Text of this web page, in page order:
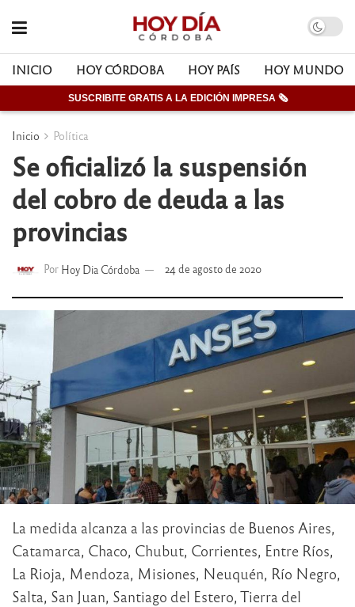
INICIO HOY CÓRDOBA HOY PAÍS HOY MUNDO
SUSCRIBITE GRATIS A LA EDICIÓN IMPRESA 🗞
Inicio Política
Se oficializó la suspensión
del cobro de deuda a las
provincias
Por Hoy Dia Córdoba 24 de agosto de 2020
La medida alcanza a las provincias de Buenos Aires,
Catamarca, Chaco, Chubut, Corrientes, Entre Ríos,
La Rioja, Mendoza, Misiones, Neuquén, Río Negro,
Salta, San Juan, Santiago del Estero, Tierra del